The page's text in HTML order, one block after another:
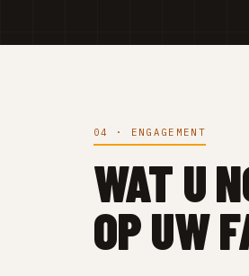
04 · ENGAGEMENT
WAT U
OP UW